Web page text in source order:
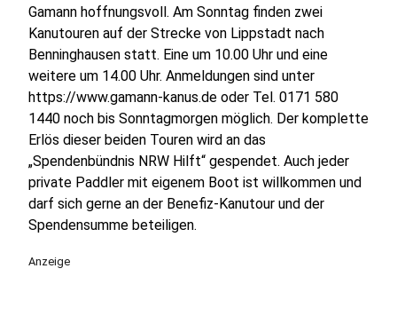
Gamann hoffnungsvoll. Am Sonntag finden zwei
Kanutouren auf der Strecke von Lippstadt nach
Benninghausen statt. Eine um 10.00 Uhr und eine
weitere um 14.00 Uhr. Anmeldungen sind unter
https://www.gamann-kanus.de oder Tel. 0171 580
1440 noch bis Sonntagmorgen möglich. Der komplette
Erlös dieser beiden Touren wird an das
„Spendenbündnis NRW Hilft“ gespendet. Auch jeder
private Paddler mit eigenem Boot ist willkommen und
darf sich gerne an der Benefiz-Kanutour und der
Spendensumme beteiligen.
Anzeige